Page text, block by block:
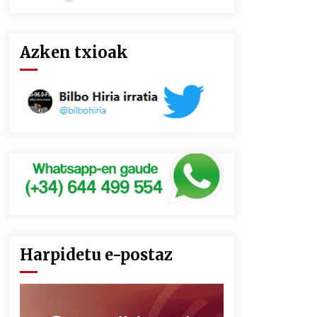
Azken txioak
Harpidetu e-postaz